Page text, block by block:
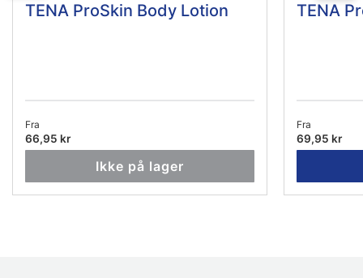
TENA ProSkin Body Lotion
Fra
66,95 kr
Ikke på lager
TENA
Fra
69,95 kr